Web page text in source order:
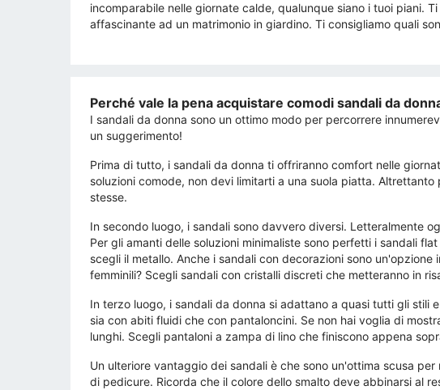
incomparabile nelle giornate calde, qualunque siano i tuoi piani.
affascinante ad un matrimonio in giardino. Ti consigliamo quali
Perché vale la pena acquistare comodi sandali da
I sandali da donna sono un ottimo modo per percorrere
un suggerimento!
Prima di tutto, i sandali da donna ti offriranno comfort nelle
soluzioni comode, non devi limitarti a una suola piatta.
stesse.
In secondo luogo, i sandali sono davvero diversi. Letteralmente
Per gli amanti delle soluzioni minimaliste sono perfetti i sandali
scegli il metallo. Anche i sandali con decorazioni sono
femminili? Scegli sandali con cristalli discreti che metteranno in
In terzo luogo, i sandali da donna si adattano a quasi tutti gli stili
sia con abiti fluidi che con pantaloncini. Se non hai voglia di
lunghi. Scegli pantaloni a zampa di lino che finiscono appena
Un ulteriore vantaggio dei sandali è che sono un'ottima scusa
di pedicure. Ricorda che il colore dello smalto deve abbinarsi al